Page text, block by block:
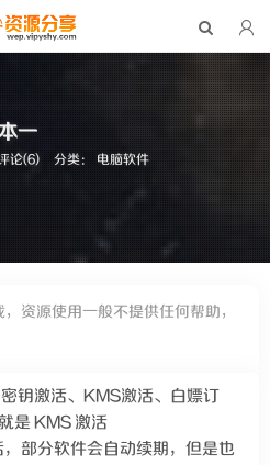
一
论(6) 分类： 电脑软件
资源使用一般不提供任何帮助，
钥激活、KMS激活、白嫖订
是 KMS 激活
部分软件会自动续期，但是也